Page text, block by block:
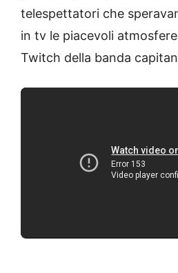
telespettatori che
in tv le piacevoli
Twitch della banda